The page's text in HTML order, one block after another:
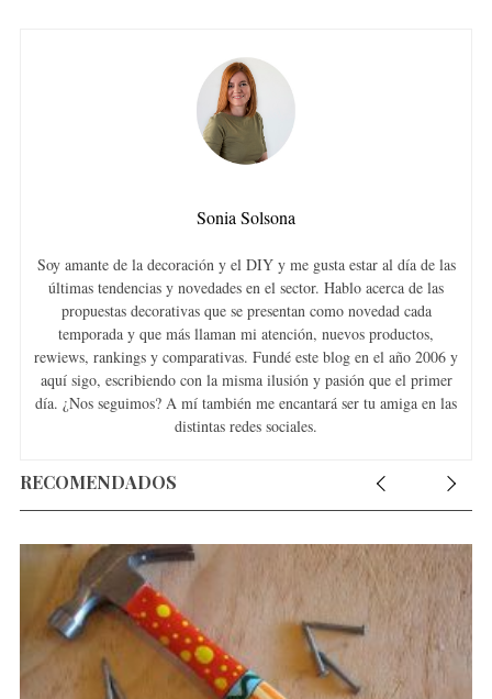
Sonia Solsona
Soy amante de la decoración y el DIY y me gusta estar al día de las
últimas tendencias y novedades en el sector. Hablo acerca de las
propuestas decorativas que se presentan como novedad cada
temporada y que más llaman mi atención, nuevos productos,
rewiews, rankings y comparativas. Fundé este blog en el año 2006 y
aquí sigo, escribiendo con la misma ilusión y pasión que el primer
día. ¿Nos seguimos? A mí también me encantará ser tu amiga en las
distintas redes sociales.
RECOMENDADOS